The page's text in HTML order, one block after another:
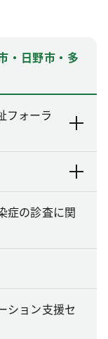
・日野市・多
フォーラ
症の診査に関
ション支援セ